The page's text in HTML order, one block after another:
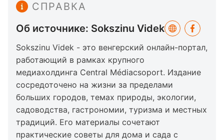
СПРАВКА
Об источнике: Sokszinu Videk
Sokszinu Videk - это венгерский онлайн-портал,
работающий в рамках крупного
медиахолдинга Central Médiacsoport. Издание
сосредоточено на жизни за пределами
больших городов, темах природы, экологии,
садоводства, гастрономии, туризма и местных
традиций. Его материалы сочетают
практические советы для дома и сада с